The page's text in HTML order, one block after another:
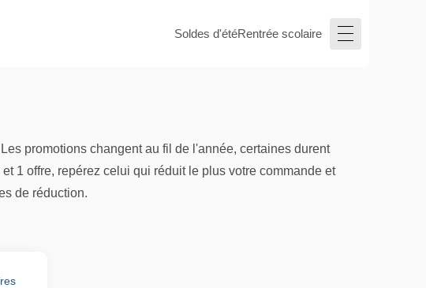
Soldes d'étéRentrée scolaire
promotions changent au fil de l'année, certaines durent
1 offre, repérez celui qui réduit le plus votre commande et
de réduction.